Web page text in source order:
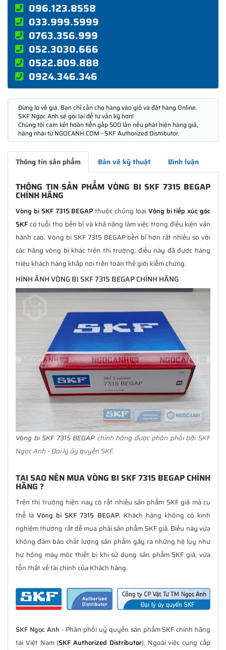
096.123.8558
033.999.5999
0763.356.999
052.3030.666
0522.809.888
0924.346.346
Đừng lo về giá. Bạn chỉ cần cho hàng vào giỏ và đặt hàng Online.
SKF Ngọc Anh sẽ gọi lại để tư vấn kỹ hơn!
Chúng tôi cam kết hoàn tiền gấp 500 lần nếu phát hiện hàng giả,
hàng nhái từ NGOCANH.COM - SKF Authorized Distributor.
Thông tin sản phẩm Bản vẽ kỹ thuật Bình luận
THÔNG TIN SẢN PHẨM VÒNG BI SKF 7315 BEGAP
CHÍNH HÃNG
Vòng bi SKF 7315 BEGAPthuộc chủng loạiVòng bi tiếp xúc góc
SKFcó tuổi thọ bền bỉ và khả năng làm việc trong điều kiện vận
hành cao. Vòng bi SKF 7315 BEGAP bền bỉ hơn rất nhiều so với
các hãng vòng bi khác trên thị trường, điều này đã được hàng
triệu khách hàng khắp nơi trên toàn thế giới kiểm chứng.
HÌNH ẢNH VÒNG BI SKF 7315 BEGAP CHÍNH HÃNG
Vòng bi SKF 7315 BEGAP chính hãng được phân phối bởi SKF
Ngọc Anh - Đại lý ủy quyền SKF.
TẠI SAO NÊN MUA VÒNG BI SKF 7315 BEGAP CHÍNH
HÃNG ?
Trên thị trường hiện nay có rất nhiều sản phẩm SKF giả mà cụ
thể làVòng bi SKF 7315 BEGAP. Khách hàng không có kinh
nghiệm thường rất dễ mua phải sản phẩm SKF giả. Điều này vừa
không đảm bảo chất lượng sản phẩm gây ra những hệ lụy như
hư hỏng máy móc thiết bị khi sử dụng sản phẩm SKF giả, vừa
tổn thất về tài chính của Khách hàng.
SKF Ngọc Anh - Phân phối uỷ quyền sản phẩm SKF chính hãng
tại Việt Nam (SKF Authorized Distributor). Ngoài việc cung cấp